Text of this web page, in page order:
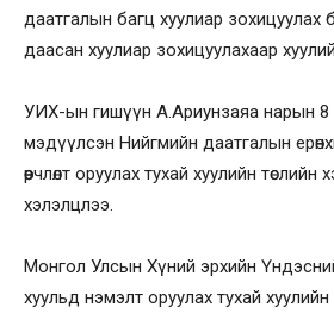
даатгалын багц хуулиар зохицуулах
даасан хуулиар зохицуулахаар
УИХ-ын гишүүн А.Ариунзаяа нарын 8
мэдүүлсэн Нийгмийн даатгалын
өөрчлөлт оруулах тухай хуулийн
хэлэлцлээ.
Монгол Улсын Хүний эрхийн
хуульд нэмэлт оруулах тухай хуулийн